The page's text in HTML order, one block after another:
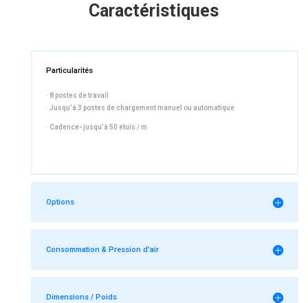
Caractéristiques
Particularités
· 8 postes de travail
· Jusqu’à 3 postes de chargement manuel ou automatique
· Cadence- jusqu’à 50 étuis / m
Options
Consommation & Pression d'air
Dimensions / Poids